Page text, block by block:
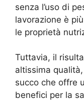
senza l’uso di
lavorazione è
le proprietà
Tuttavia, il
altissima
succo che offre
benefici per la